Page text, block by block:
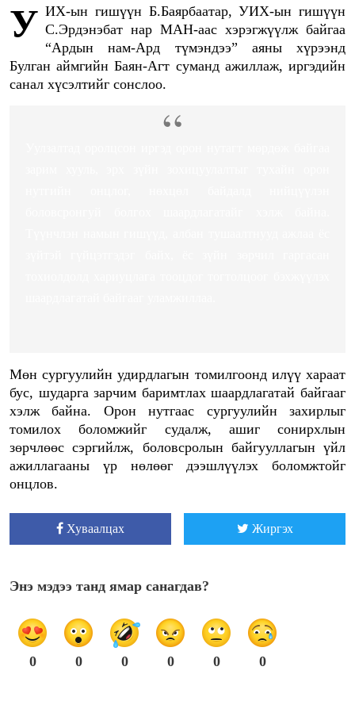
УИХ-ын гишүүн Б.Баярбаатар, УИХ-ын гишүүн С.Эрдэнэбат нар МАН-аас хэрэгжүүлж байгаа
“Ардын нам-Ард түмэндээ” аяны хүрээнд
Булган аймгийн Баян-Агт суманд ажиллаж, иргэдийн
санал хүсэлтийг сонслоо.
Мөн сургуулийн удирдлагын томилгоонд илүү хараат
бус, шударга зарчим баримтлах шаардлагатай байгааг
хэлж байна. Орон нутгаас сургуулийн захирлыг
томилох боломжийг судалж, ашиг сонирхлын
зөрчлөөс сэргийлж, боловсролын байгууллагын үйл
ажиллагааны үр нөлөөг дээшлүүлэх боломжтойг
онцлов.
Хуваалцах Жиргэх
Энэ мэдээ танд ямар санагдав?
0 0 0 0 0 0